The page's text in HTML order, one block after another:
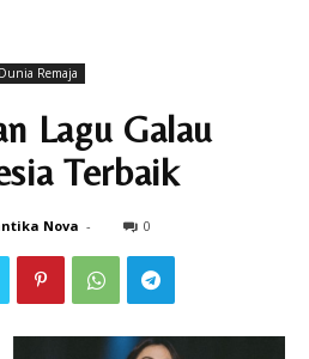
Dunia Remaja
Lagu Galau
Terbaik
Nova - 0